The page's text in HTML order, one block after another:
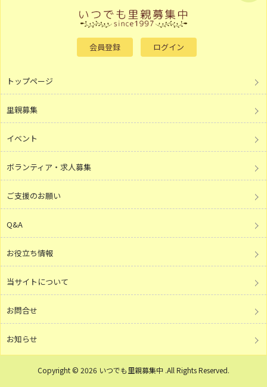
会員登録 ログイン
トップページ
里親募集
イベント
ボランティア・求人募集
ご支援のお願い
Q&A
お役立ち情報
当サイトについて
お問合せ
お知らせ
Copyright © 2026 いつでも里親募集中 .All Rights Reserved.